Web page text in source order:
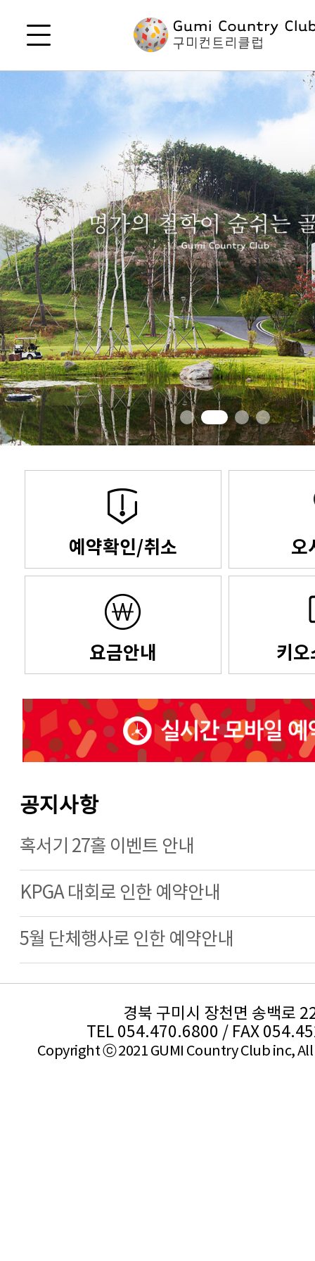
예약확인/취소 오
요금안내 키
공지사항
혹서기 27홀 이벤트 안내
KPGA 대회로 인한 예약안내
5월 단체행사로 인한 예약안내
경북 구미시 장천면 송백로
TEL 054.470.6800 / FAX
Copyright ⓒ 2021 GUMI Country Club inc,